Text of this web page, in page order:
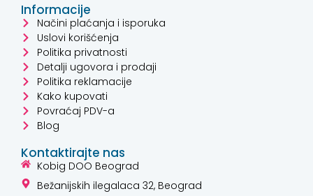
Informacije
Načini plaćanja i isporuka
Uslovi korišćenja
Politika privatnosti
Detalji ugovora i prodaji
Politika reklamacije
Kako kupovati
Povraćaj PDV-a
Blog
Kontaktirajte nas
Kobig DOO Beograd
Bežanijskih ilegalaca 32, Beograd